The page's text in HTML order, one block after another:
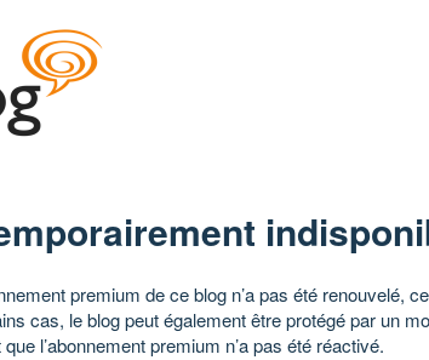
premium de ce blog n’a pas été renouvelé,
cas, le blog peut également être protégé par un
l’abonnement premium n’a pas été réactivé.